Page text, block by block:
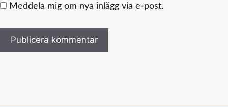
Meddela mig om nya inlägg via e-post.